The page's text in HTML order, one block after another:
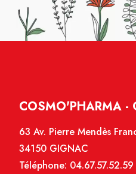
COSMO'PHARMA -
63 Av. Pierre Mendès
34150 GIGNAC
Téléphone: 04.67.57.52.59